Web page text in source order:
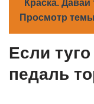
Краска. Давай
Просмотр темы
Если
педаль